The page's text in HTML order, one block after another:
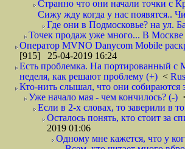
Странно что они начали точки с
Сижу жду когда у нас появятся..
Где они в Подмосковье? на ул.
Точек продаж уже много... В Москве
Оператор MVNO Danycom Mobile
[915] 25-04-2019 16:24
Есть проблемка. На портированный с
неделя, как решают проблему (+) <
Кто-нить слышал, что они собираются
Уже начало мая - чем кончилось? (-)
Если в 2-х словах, то заверили в
Осталось понять, кто стоит за
2019 01:06
Одному мне кажется, что у